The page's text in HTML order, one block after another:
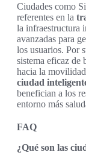
Ciudades como
referentes en la
la infraestructura
avanzadas para
los usuarios. Por
sistema eficaz de
hacia la
ciudad
benefician a los
entorno más
FAQ
¿Qué son las